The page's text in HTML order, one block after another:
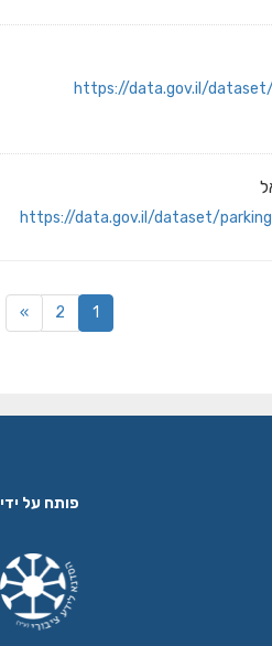
https://data.gov.il/dataset/
https://data.gov.il/dataset/
1
2
»
פותח על ידי